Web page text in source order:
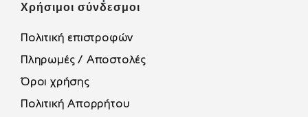
Χρήσιμοι σύνδεσμοι
Πολιτική επιστροφών
Πληρωμές / Αποστολές
Όροι χρήσης
Πολιτική Απορρήτου